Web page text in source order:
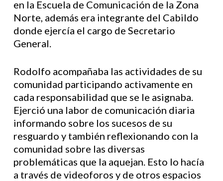
en la Escuela de Comunicación de la Zona
Norte, además era integrante del Cabildo
donde ejercía el cargo de Secretario
General.
Rodolfo acompañaba las actividades de su
comunidad participando activamente en
cada responsabilidad que se le asignaba.
Ejerció una labor de comunicación diaria
informando sobre los sucesos de su
resguardo y también reflexionando con la
comunidad sobre las diversas
problemáticas que la aquejan. Esto lo hacía
a través de videoforos y de otros espacios